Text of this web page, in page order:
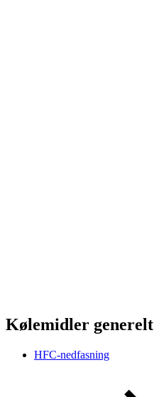
Kølemidler generelt
HFC-nedfasning